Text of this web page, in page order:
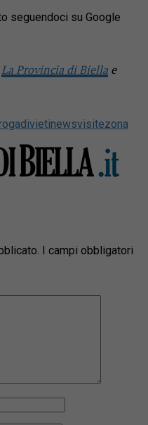
seguendoci su Google
La Provincia di Biella e
divietinewsvisitezona
I campi obbligatori